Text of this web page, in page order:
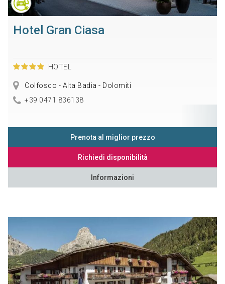
Hotel Gran Ciasa
HOTEL
Colfosco - Alta Badia - Dolomiti
+39 0471 836138
Prenota al miglior prezzo
Richiedi disponibilità
Informazioni